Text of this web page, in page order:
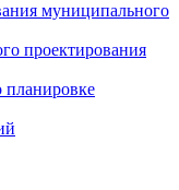
муниципального
проектирования
планировке